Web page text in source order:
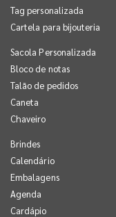
Tag personalizada
Cartela para bijouteria
Sacola Personalizada
Bloco de notas
Talão de pedidos
Caneta
Chaveiro
Brindes
Calendário
Embalagens
Agenda
Cardápio